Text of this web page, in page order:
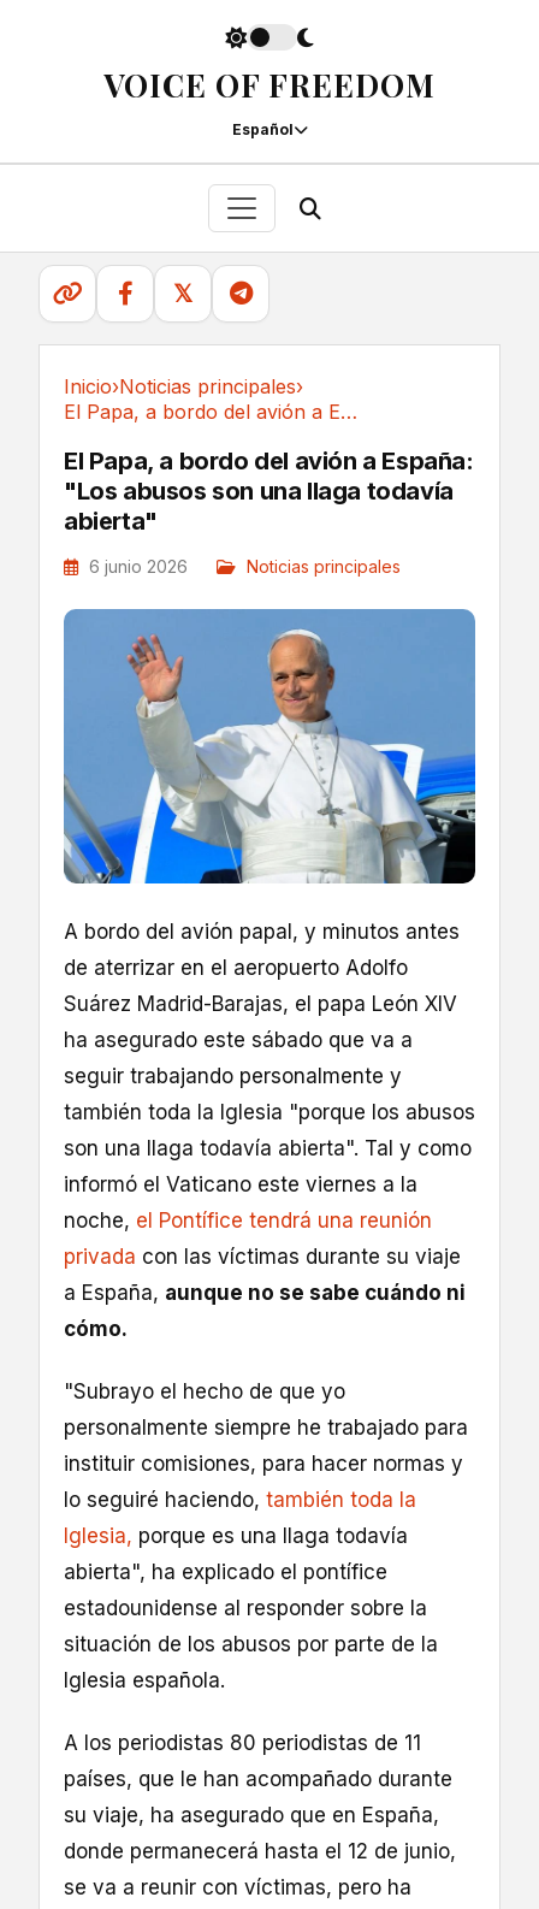
VOICE OF FREEDOM
Español
𝕏
Inicio›Noticias principales›
El Papa, a bordo del avión a España: "Los...
El Papa, a bordo del avión a España:
"Los abusos son una llaga todavía
abierta"
6 junio 2026 Noticias principales
A bordo del avión papal, y minutos antes
de aterrizar en el aeropuerto Adolfo
Suárez Madrid-Barajas, el papa León XIV
ha asegurado este sábado que va a
seguir trabajando personalmente y
también toda la Iglesia "porque los abusos
son una llaga todavía abierta". Tal y como
informó el Vaticano este viernes a la
noche, el Pontífice tendrá una reunión
privada con las víctimas durante su viaje
a España, aunque no se sabe cuándo ni
cómo.
"Subrayo el hecho de que yo
personalmente siempre he trabajado para
instituir comisiones, para hacer normas y
lo seguiré haciendo, también toda la
Iglesia, porque es una llaga todavía
abierta", ha explicado el pontífice
estadounidense al responder sobre la
situación de los abusos por parte de la
Iglesia española.
A los periodistas 80 periodistas de 11
países, que le han acompañado durante
su viaje, ha asegurado que en España,
donde permanecerá hasta el 12 de junio,
se va a reunir con víctimas, pero ha